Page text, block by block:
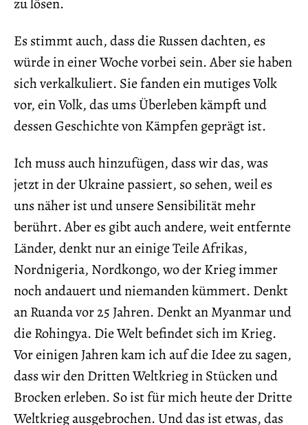
Es stimmt auch, dass die Russen dachten, es
würde in einer Woche vorbei sein. Aber sie haben
sich verkalkuliert. Sie fanden ein mutiges Volk
vor, ein Volk, das ums Überleben kämpft und
dessen Geschichte von Kämpfen geprägt ist.
Ich muss auch hinzufügen, dass wir das, was
jetzt in der Ukraine passiert, so sehen, weil es
uns näher ist und unsere Sensibilität mehr
berührt. Aber es gibt auch andere, weit entfernte
Länder, denkt nur an einige Teile Afrikas,
Nordnigeria, Nordkongo, wo der Krieg immer
noch andauert und niemanden kümmert. Denkt
an Ruanda vor 25 Jahren. Denkt an Myanmar und
die Rohingya. Die Welt befindet sich im Krieg.
Vor einigen Jahren kam ich auf die Idee zu sagen,
dass wir den Dritten Weltkrieg in Stücken und
Brocken erleben. So ist für mich heute der Dritte
Weltkrieg ausgebrochen. Und das ist etwas, das